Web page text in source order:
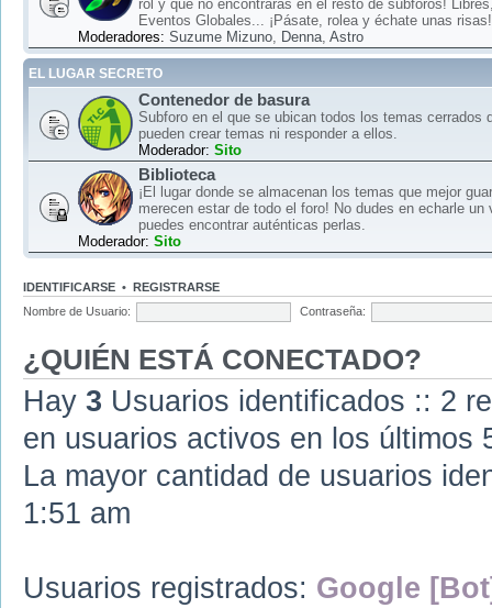
rol y que no encontrarás en el resto de subforos!
Eventos Globales... ¡Pásate, rolea y échate unas risas!
Moderadores: Suzume Mizuno Denna Astro
EL LUGAR SECRETO
Contenedor de basura
Subforo en el que se ubican todos los temas cerrados
pueden crear temas ni responder a ellos.
Moderador: Sito
Biblioteca
¡El lugar donde se almacenan los temas que mejor
merecen estar de todo el foro! No dudes en echarle un
puedes encontrar auténticas perlas.
Moderador: Sito
IDENTIFICARSE • REGISTRARSE
Nombre de Usuario:
Contraseña:
¿QUIÉN ESTÁ CONECTADO?
Hay 3 Usuarios identificados :: 2
en usuarios activos en los últimos
La mayor cantidad de usuarios
1:51 am
Usuarios registrados: Google